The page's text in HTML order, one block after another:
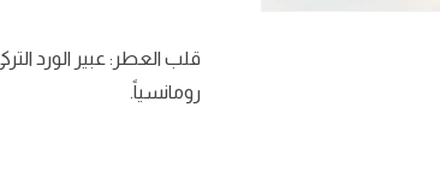
قلب العطر: عبير الورد
رومانسياً.